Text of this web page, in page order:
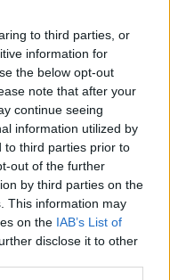
to third parties, or
information for
the below opt-out
note that after your
continue seeing
information utilized by
to third parties prior to
out of the further
by third parties on the
This information may
on the IAB’s List of
disclose it to other